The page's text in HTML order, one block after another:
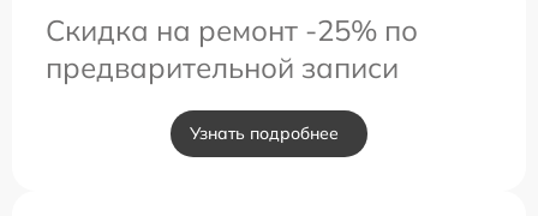
Скидка на ремонт -25% по
предварительной записи
Узнать подробнее